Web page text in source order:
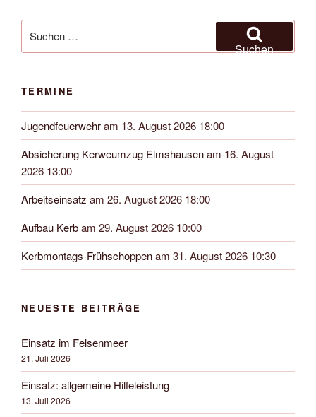
nach:
Suchen
TERMINE
Jugendfeuerwehram 13. August 2026 18:00
Absicherung Kerweumzug Elmshausenam 16. August
2026 13:00
Arbeitseinsatz am 26. August 2026 18:00
Aufbau Kerbam 29. August 2026 10:00
Kerbmontags-Frühschoppenam 31. August 2026 10:30
NEUESTE BEITRÄGE
Einsatz im Felsenmeer
21. Juli 2026
Einsatz: allgemeine Hilfeleistung
13. Juli 2026